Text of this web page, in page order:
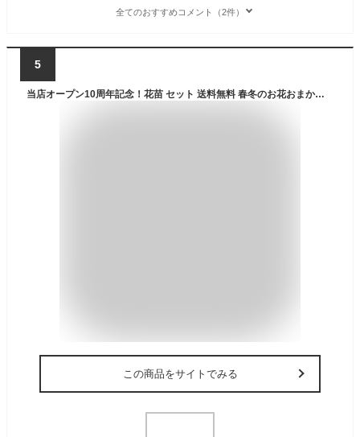
全てのおすすめコメント（2件）
5
当店オープン10周年記念！花苗 セット 送料無料 春冬のお花おまかせ9ポット 今だけ3ポット増量中！ 沖縄・離島を除く
この商品をサイトでみる